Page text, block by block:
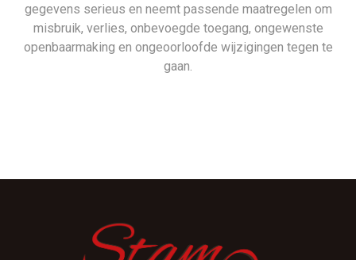
gegevens serieus en neemt passende maatregelen om
misbruik, verlies, onbevoegde toegang, ongewenste
openbaarmaking en ongeoorloofde wijzigingen tegen te
gaan.